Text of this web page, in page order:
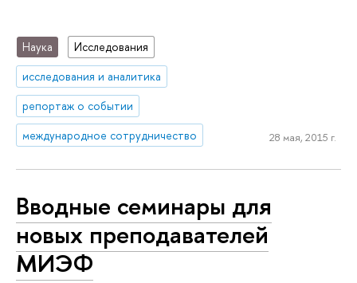
Наука
Исследования
исследования и аналитика
репортаж о событии
международное сотрудничество
28 мая, 2015 г.
Вводные семинары для
новых преподавателей
МИЭФ